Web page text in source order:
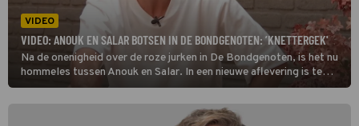
VIDEO
VIDEO: ANOUK EN SALAR BOTSEN IN DE BONDGENOTEN: ’KNETTERGEK'
Na de onenigheid over de roze jurken in De Bondgenoten, is het nu
hommeles tussen Anouk en Salar. In een nieuwe aflevering is te
zien hoe ze erop los bekvechten.